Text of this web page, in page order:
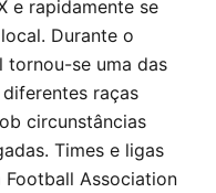
e rapidamente se
Durante o
se uma das
raças
circunstâncias
Times e ligas
Association